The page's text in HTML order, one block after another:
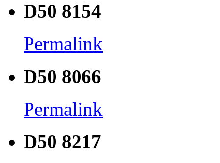
D50 8154
Permalink
D50 8066
Permalink
D50 8217